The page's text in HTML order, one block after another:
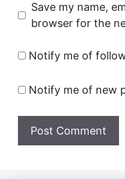
Save my name,
browser for the
Notify me of
Notify me of new